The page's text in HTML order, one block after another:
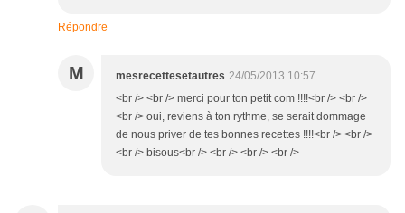
Répondre
M mesrecettesetautres 24/05/2013 10:57
<br /> <br /> merci pour ton petit com !!!!<br /> <br />
<br /> oui, reviens à ton rythme, se serait dommage
de nous priver de tes bonnes recettes !!!!<br /> <br />
<br /> bisous<br /> <br /> <br /> <br />